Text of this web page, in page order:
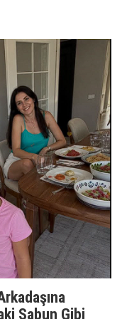
Sabun Gibi